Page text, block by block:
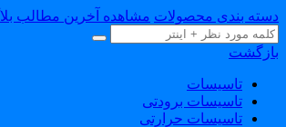
بندی محصولات مشاهده آخرین مطالب بلاگ
تاسیسات
تاسیسات برودتی
تاسیسات حرارتی